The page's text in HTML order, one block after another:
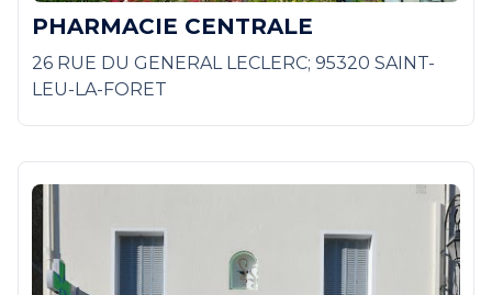
PHARMACIE CENTRALE
26 RUE DU GENERAL LECLERC; 95320 SAINT-
LEU-LA-FORET